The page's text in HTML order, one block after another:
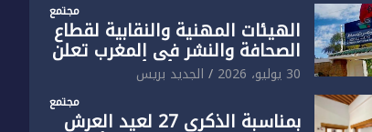
مجتمع
الهيئات المهنية والنقابية لقطاع
الصحافة والنشر في المغرب تعلن
رفضها القاطع لـ”أي أجندة انتخابية
مُعدة على مقاس سياسي
ومصلحي ضيق”
30 يوليو، 2026 الجديد بريس
مجتمع
بمناسبة الذكرى 27 لعيد العرش